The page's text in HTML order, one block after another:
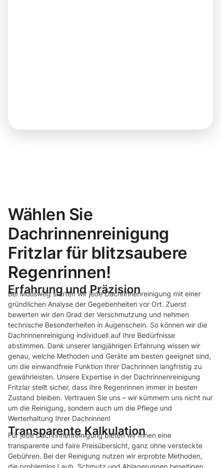
Wählen Sie
Dachrinnenreinigung
Fritzlar für blitzsaubere
Regenrinnen!
Erfahrung und Präzision
Bei Moosweg starten wir jede Dachrinnenreinigung mit einer
gründlichen Analyse der Gegebenheiten vor Ort. Zuerst
bewerten wir den Grad der Verschmutzung und nehmen
technische Besonderheiten in Augenschein. So können wir die
Dachrinnenreinigung individuell auf Ihre Bedürfnisse
abstimmen. Dank unserer langjährigen Erfahrung wissen wir
genau, welche Methoden und Geräte am besten geeignet sind,
um die einwandfreie Funktion Ihrer Dachrinnen langfristig zu
gewährleisten. Unsere Expertise in der Dachrinnenreinigung
Fritzlar stellt sicher, dass Ihre Regenrinnen immer in besten
Zustand bleiben. Vertrauen Sie uns – wir kümmern uns nicht nur
um die Reinigung, sondern auch um die Pflege und
Werterhaltung Ihrer Dachrinnen!
Transparente Kalkulation
Für jede Dachrinnenreinigung bieten wir Ihnen eine
transparente und faire Preisübersicht, ganz ohne versteckte
Gebühren. Bei der Reinigung nutzen wir erprobte Methoden,
die problemlos Laub, Schmutz und Ablagerungen beseitigen.